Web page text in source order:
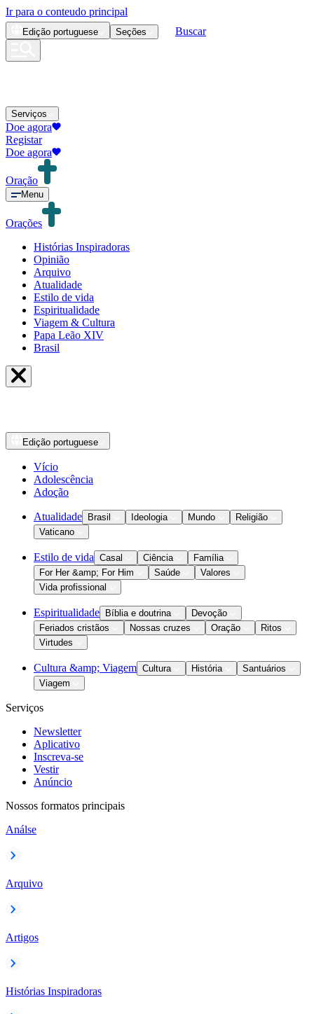
Ir para o conteudo principal
Edição portuguese Seções Buscar
Serviços
Doe agora
Registar
Doe agora
Oração
Menu
Orações
Histórias Inspiradoras
Opinião
Arquivo
Atualidade
Estilo de vida
Espiritualidade
Viagem & Cultura
Papa Leão XIV
Brasil
Edição portuguese
Vício
Adolescência
Adoção
Atualidade Brasil Ideologia Mundo
Religião
Vaticano
Estilo de vida Casal Ciência
Família
For Her &amp; For Him
Saúde
Valores
Vida profissional
Espiritualidade Bíblia e doutrina
Devoção
Feriados cristãos
Nossas cruzes Oração
Ritos
Virtudes
Cultura &amp; Viagem Cultura História
Santuários
Viagem
Serviços
Newsletter
Aplicativo
Inscreva-se
Vestir
Anúncio
Nossos formatos principais
Análse
Arquivo
Artigos
Histórias Inspiradoras